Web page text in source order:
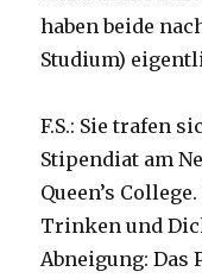
haben beide
Studium)
F.S.: Sie trafen
Stipendiat am
Queen’s
Trinken und
Abneigung: